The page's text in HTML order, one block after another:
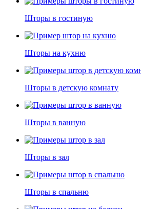
Шторы в гостиную
Шторы на кухню
Шторы в детскую комнату
Шторы в ванную
Шторы в зал
Шторы в спальню